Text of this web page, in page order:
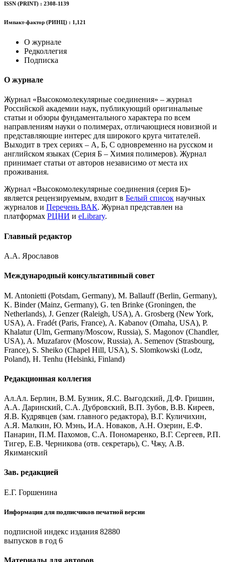
ISSN (PRINT) : 2308-1139
Импакт-фактор (РИНЦ) : 1,121
О журнале
Редколлегия
Подписка
О журнале
Журнал «Высокомолекулярные соединения» – журнал
Российской академии наук, публикующий оригинальные
статьи и обзоры фундаментального характера по всем
направлениям науки о полимерах, отличающиеся новизной и
представляющие интерес для широкого круга читателей.
Выходит в трех сериях – А, Б, С одновременно на русском и
английском языках (Серия Б – Химия полимеров). Журнал
принимает статьи от авторов независимо от места их
проживания.
Журнал «Высокомолекулярные соединения (серия Б)»
является рецензируемым, входит в Белый список научных
журналов и Перечень ВАК. Журнал представлен на
платформах РЦНИ и eLibrary.
Главный редактор
А.А. Ярославов
Международный консультативный совет
M. Antonietti (Potsdam, Germany), M. Ballauff (Berlin, Germany),
K. Binder (Mainz, Germany), G. ten Brinke (Groningen, the
Netherlands), J. Genzer (Raleigh, USA), A. Grosberg (New York,
USA), A. Fradét (Paris, France), A. Kabanov (Omaha, USA), P.
Khalatur (Ulm, Germany/Moscow, Russia), S. Magonov (Chandler,
USA), A. Muzafarov (Moscow, Russia), A. Semenov (Strasbourg,
France), S. Sheiko (Chapel Hill, USA), S. Slomkowski (Lodz,
Poland), H. Tenhu (Helsinki, Finland)
Редакционная коллегия
Ал.Ал. Берлин, В.М. Бузник, Я.С. Выгодский, Д.Ф. Гришин,
А.А. Даринский, С.А. Дубровский, В.П. Зубов, В.В. Киреев,
Я.В. Кудрявцев (зам. главного редактора), В.Г. Куличихин,
А.Я. Малкин, Ю. Мэнь, И.А. Новаков, А.Н. Озерин, Е.Ф.
Панарин, П.М. Пахомов, С.А. Пономаренко, В.Г. Сергеев, Р.П.
Тигер, Е.В. Черникова (отв. секретарь), С. Чжу, А.В.
Якиманский
Зав. редакцией
Е.Г. Горшенина
Информация для подписчиков печатной версии
подписной индекс издания 82880
выпусков в год 6